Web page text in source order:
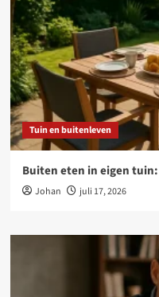
Tuin en buitenleven
Buiten eten in eigen
Johan juli 17, 2026